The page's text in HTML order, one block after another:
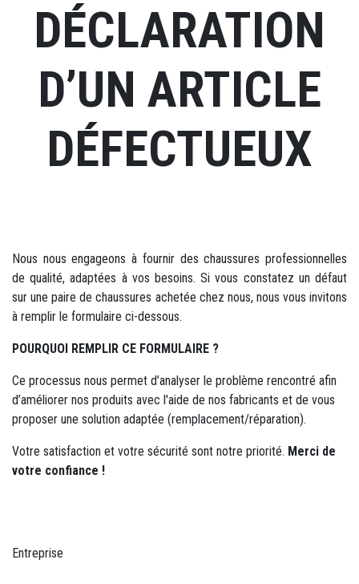
DÉCLARATION
D’UN ARTICLE
DÉFECTUEUX
Nous nous engageons à fournir des chaussures professionnelles
de qualité, adaptées à vos besoins. Si vous constatez un défaut
sur une paire de chaussures achetée chez nous, nous vous invitons
à remplir le formulaire ci-dessous.
POURQUOI REMPLIR CE FORMULAIRE ?
Ce processus nous permet d’analyser le problème rencontré afin
d’améliorer nos produits avec l'aide de nos fabricants et de vous
proposer une solution adaptée (remplacement/réparation).
Votre satisfaction et votre sécurité sont notre priorité. Merci de
votre confiance !
Entreprise